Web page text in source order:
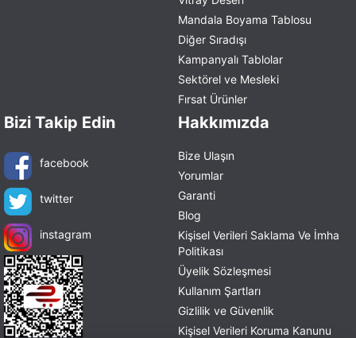
Mandala Boyama Tablosu
Diğer Sıradışı
Kampanyalı Tablolar
Sektörel ve Mesleki
Fırsat Ürünler
Bizi Takip Edin
facebook
twitter
instagram
Hakkımızda
Bize Ulaşın
Yorumlar
Garanti
Blog
Kişisel Verileri Saklama Ve İmha
Politikası
Üyelik Sözleşmesi
Kullanım Şartları
Gizlilik ve Güvenlik
Kişisel Verileri Koruma Kanunu